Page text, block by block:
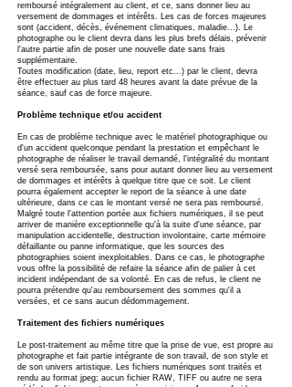
remboursé intégralement au client, et ce, sans donner lieu au
versement de dommages et intérêts. Les cas de forces majeures
sont (accident, décès, événement climatiques, maladie...). Le
photographe ou le client devra dans les plus brefs délais, prévenir
l'autre partie afin de poser une nouvelle date sans frais
supplémentaire.
Toutes modification (date, lieu, report etc...) par le client, devra
être effectuer au plus tard 48 heures avant la date prévue de la
séance, sauf cas de force majeure.
Problème technique et/ou accident
En cas de problème technique avec le matériel photographique ou
d'un accident quelconque pendant la prestation et empêchant le
photographe de réaliser le travail demandé, l'intégralité du montant
versé sera remboursée, sans pour autant donner lieu au versement
de dommages et intérêts à quelque titre que ce soit. Le client
pourra également accepter le report de la séance à une date
ultérieure, dans ce cas le montant versé ne sera pas remboursé.
Malgré toute l'attention portée aux fichiers numériques, il se peut
arriver de manière exceptionnelle qu'à la suite d'une séance, par
manipulation accidentelle, destruction involontaire, carte mémoire
défaillante ou panne informatique, que les sources des
photographies soient inexploitables. Dans ce cas, le photographe
vous offre la possibilité de refaire la séance afin de palier à cet
incident indépendant de sa volonté. En cas de refus, le client ne
pourra prétendre qu'au remboursement des sommes qu'il a
versées, et ce sans aucun dédommagement.
Traitement des fichiers numériques
Le post-traitement au même titre que la prise de vue, est propre au
photographe et fait partie intégrante de son travail, de son style et
de son univers artistique. Les fichiers numériques sont traités et
rendu au format jpeg; aucun fichier RAW, TIFF ou autre ne sera